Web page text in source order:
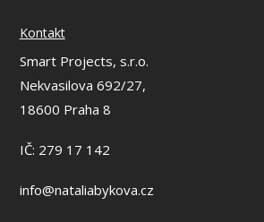
Kontakt
Smart Projects, s.r.o.
Nekvasilova 692/27,
18600 Praha 8
IČ: 279 17 142
info@nataliabykova.cz